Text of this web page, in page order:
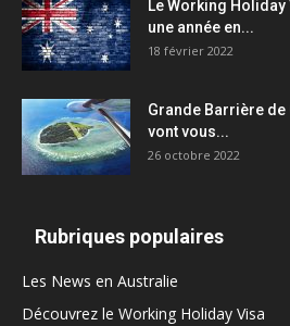
Le Working
une année en...
18 février 2022
Grande Barrière
vont vous...
26 octobre 2022
Rubriques populaires
Les News en Australie
Découvrez le Working Holiday Visa